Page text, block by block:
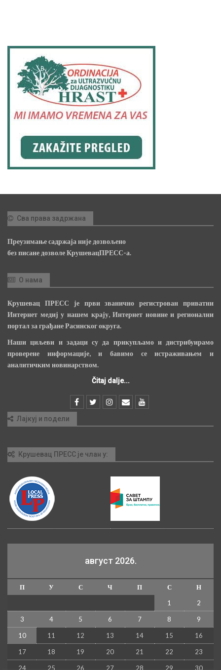
Сва права задржана
Преузимање садржаја није дозвољено
без писане дозволе КрушевацПРЕСС-а.
О нама
Крушевац ПРЕСС је први званично регистрован приватни
Интернет медиј у нашем крају, Интернет новине и регионални
портал за грађане Расинског округа.
Наши циљеви и задаци су да прикупљамо и дистрибуирамо
проверене информације, и бавимо се истраживањем и
аналитичким новинарством.
Čitaj dalje...
Лајкуј и подели
Крушевац ПРЕСС је члан у:
август 2026.
П У С Ч П С
Н
1
2
3 4 5 6 7 8 9
10 11 12 13 14 15 16
17 18 19 20 21 22 23
24 25 26 27 28 29 30